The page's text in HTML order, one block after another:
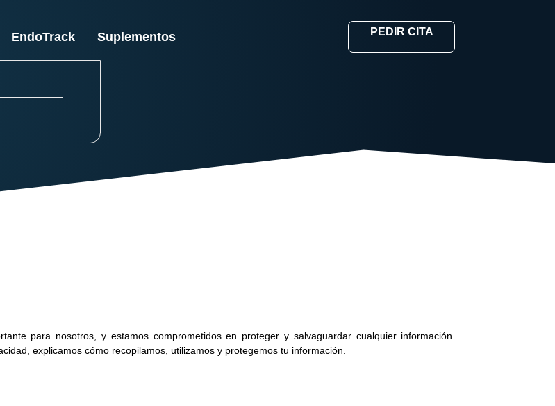
EndoTrack Suplementos PEDIR CITA
para nosotros, y estamos comprometidos en proteger y salvaguardar cualquier información
explicamos cómo recopilamos, utilizamos y protegemos tu información.